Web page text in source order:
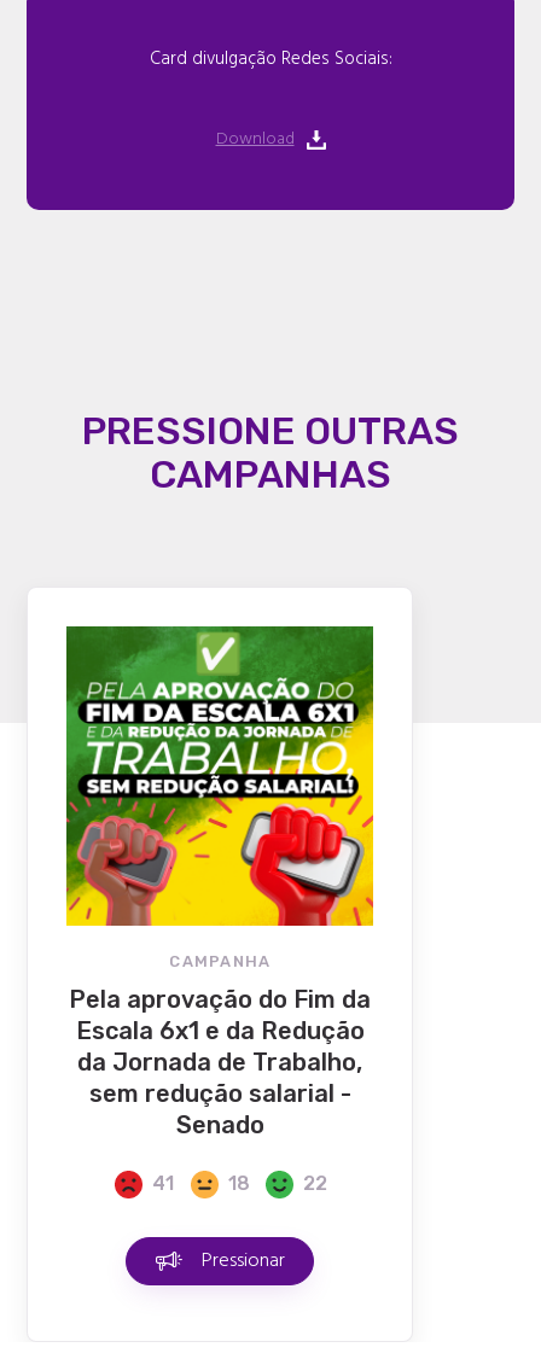
Card divulgação Redes Sociais:
Download
PRESSIONE OUTRAS
CAMPANHAS
CAMPANHA
Pela aprovação do Fim da
Escala 6x1 e da Redução
da Jornada de Trabalho,
sem redução salarial -
Senado
41 18 22
Pressionar